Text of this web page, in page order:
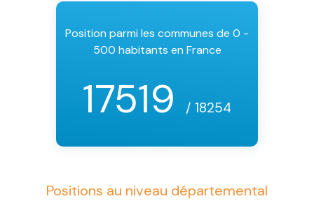
Position parmi les communes de 0 -
500 habitants en France
17519 / 18254
Positions au niveau départemental